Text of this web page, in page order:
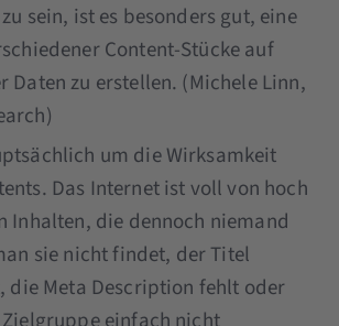
sein, ist es besonders gut, eine
Content-Stücke auf
Daten zu erstellen. (Michele Linn,
um die Wirksamkeit
Das Internet ist voll von hoch
Inhalten, die dennoch niemand
sie nicht findet, der Titel
die Meta Description fehlt oder